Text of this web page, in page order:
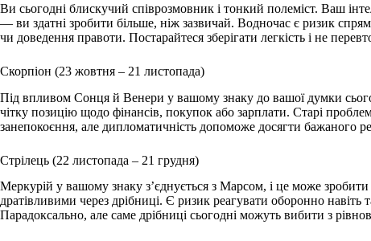
Ви сьогодні блискучий співрозмовник і тонкий полеміст. Ваш
— ви здатні зробити більше, ніж зазвичай. Водночас є ризик
чи доведення правоти. Постарайтеся зберігати легкість і не
Скорпіон (23 жовтня – 21 листопада)
Під впливом Сонця й Венери у вашому знаку до вашої думки
чітку позицію щодо фінансів, покупок або зарплати. Старі
занепокоєння, але дипломатичність допоможе досягти бажаного
Стрілець (22 листопада – 21 грудня)
Меркурій у вашому знаку з’єднується з Марсом, і це може
дратівливими через дрібниці. Є ризик реагувати оборонно навіть
Парадоксально, але саме дрібниці сьогодні можуть вибити з